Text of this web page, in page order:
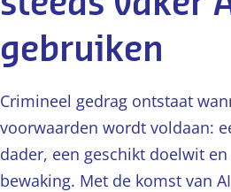
gebruiken
Crimineel gedrag ontstaat
voorwaarden wordt voldaan:
dader, een geschikt doelwit
bewaking. Met de komst van